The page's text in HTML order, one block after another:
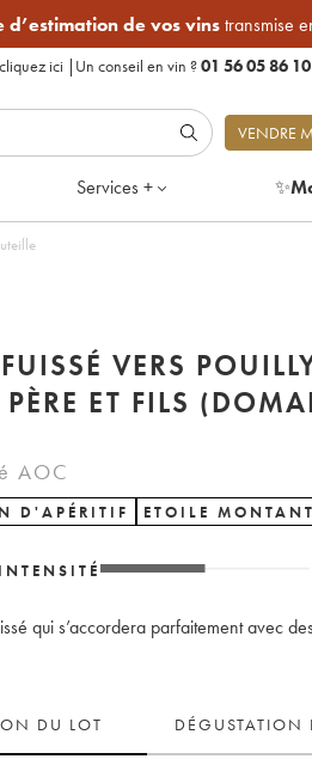
de vos vinstransmise
cliquez ici | Un conseil en vin ?01 56 05 86 10
VENDRE
Services + ✨
VERS
ET FILS
AOC
D'APÉRITIF ETOILE
INTENSITÉ
qui s’accordera parfaitement avec
DU LOT DÉGUSTATION